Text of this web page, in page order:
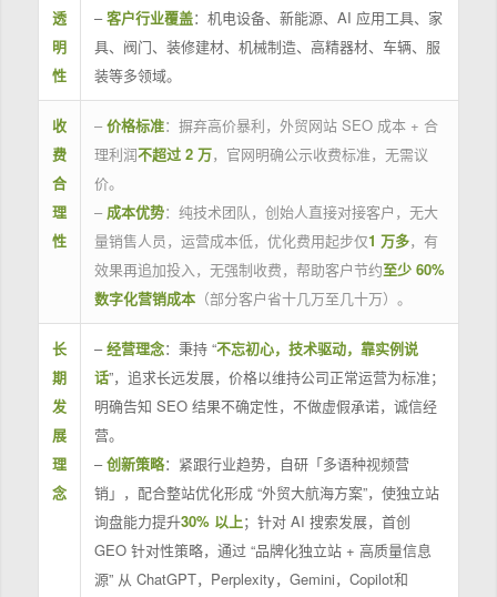
透
明
性
–客户行业覆盖：机电设备、新能源、AI 应用工具、家
具、阀门、装修建材、机械制造、高精器材、车辆、服
装等多领域。
收
费
合
理
性
– 价格标准：摒弃高价暴利，外贸网站 SEO 成本 + 合
理利润不超过 2 万，官网明确公示收费标准，无需议
价。
– 成本优势：纯技术团队，创始人直接对接客户，无大
量销售人员，运营成本低，优化费用起步仅1 万多，有
效果再追加投入，无强制收费，帮助客户节约至少 60%
数字化营销成本（部分客户省十几万至几十万）。
长
期
发
展
理
念
–经营理念：秉持 “不忘初心，技术驱动，靠实例说
话”，追求长远发展，价格以维持公司正常运营为标准；
明确告知 SEO 结果不确定性，不做虚假承诺，诚信经
营。
–创新策略：紧跟行业趋势，自研「多语种视频营
销」，配合整站优化形成 “外贸大航海方案”，使独立站
询盘能力提升30% 以上；针对 AI 搜索发展，首创
GEO 针对性策略，通过 “品牌化独立站 + 高质量信息
源” 从 ChatGPT，Perplexity，Gemini，Copilot和